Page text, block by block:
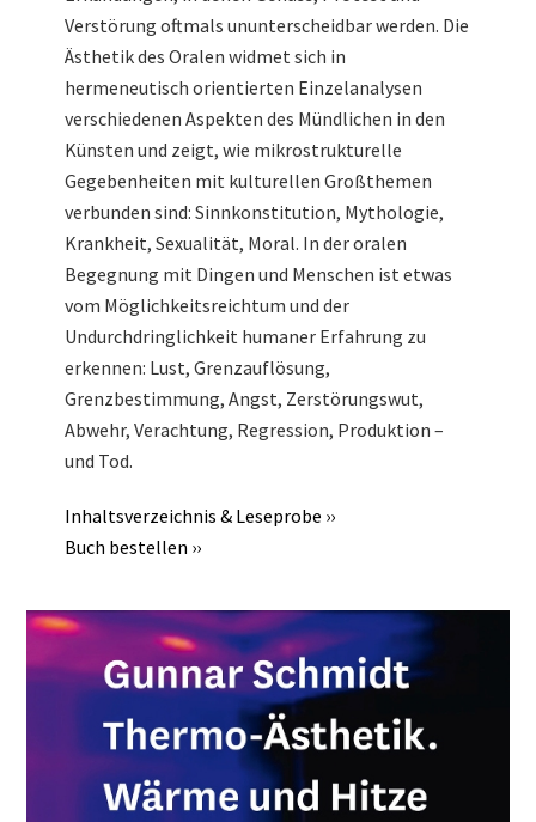
Verstörung oftmals ununterscheidbar werden. Die
Ästhetik des Oralen widmet sich in
hermeneutisch orientierten Einzelanalysen
verschiedenen Aspekten des Mündlichen in den
Künsten und zeigt, wie mikrostrukturelle
Gegebenheiten mit kulturellen Großthemen
verbunden sind: Sinnkonstitution, Mythologie,
Krankheit, Sexualität, Moral. In der oralen
Begegnung mit Dingen und Menschen ist etwas
vom Möglichkeitsreichtum und der
Undurchdringlichkeit humaner Erfahrung zu
erkennen: Lust, Grenzauflösung,
Grenzbestimmung, Angst, Zerstörungswut,
Abwehr, Verachtung, Regression, Produktion –
und Tod.
Inhaltsverzeichnis & Leseprobe ››
Buch bestellen ››